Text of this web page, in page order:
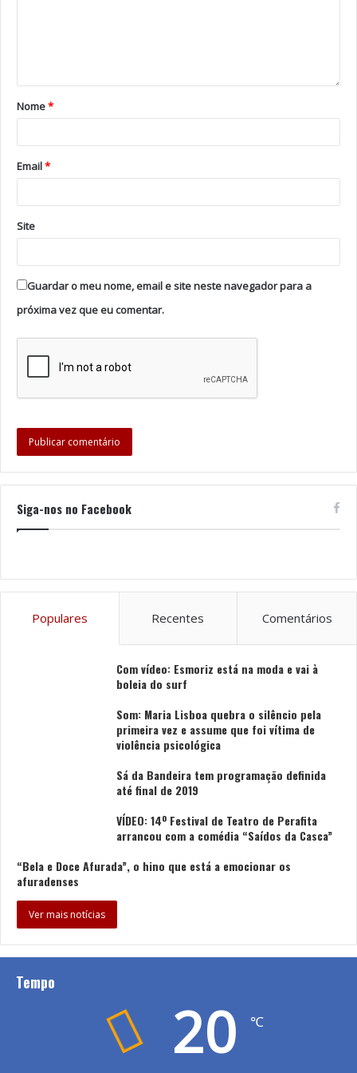
Tags
Nome*
Email*
Site
Guardar o meu nome, email e site neste navegador para a
próxima vez que eu comentar.
Siga-nos no Facebook
Populares Recentes Comentários
Com vídeo: Esmoriz está na moda e vai à
boleia do surf
Som: Maria Lisboa quebra o silêncio pela
primeira vez e assume que foi vítima de
violência psicológica
Sá da Bandeira tem programação definida
até final de 2019
VÍDEO: 14º Festival de Teatro de Perafita
arrancou com a comédia “Saídos da Casca”
“Bela e Doce Afurada”, o hino que está a emocionar os
afuradenses
Ver mais notícias
Tempo
20 ℃